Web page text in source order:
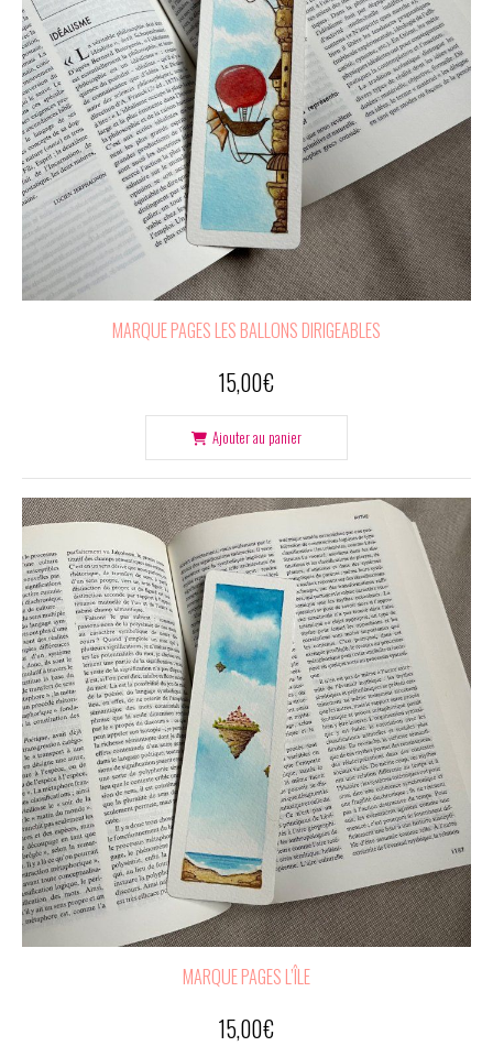
MARQUE PAGES LES BALLONS DIRIGEABLES
15,00€
Ajouter au panier
MARQUE PAGES L’ÎLE
15,00€